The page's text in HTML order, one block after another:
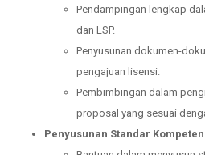
Pendampingan lengkap
dan LSP.
Penyusunan dokumen-
pengajuan lisensi.
Pembimbingan dalam
proposal yang sesuai
Penyusunan Standar